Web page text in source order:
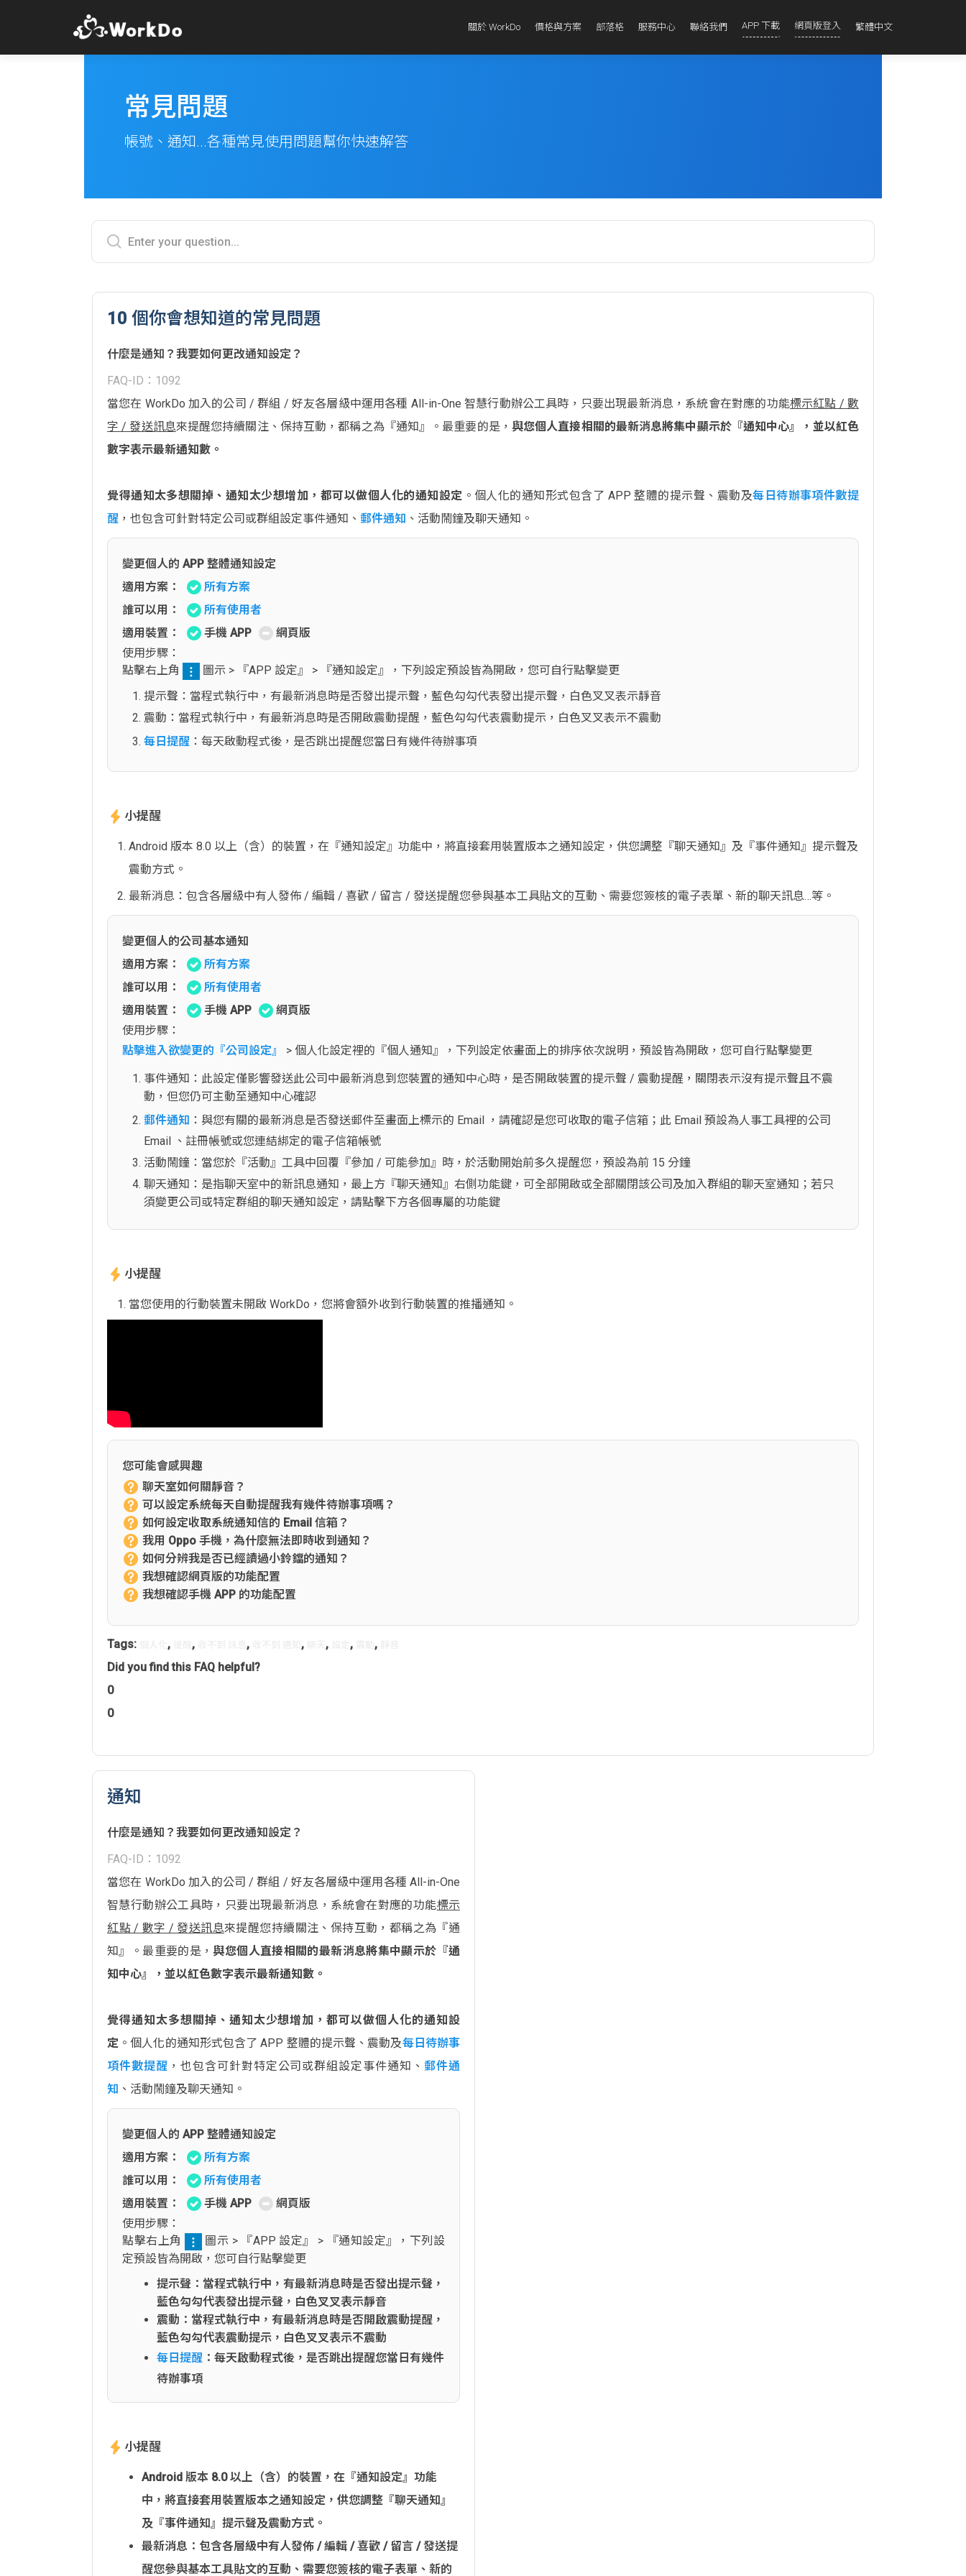
關於 WorkDo 價格與方案 部落格 服務中心 聯絡我們 APP 下載 網頁版登入 繁體中文
常見問題
帳號、通知...各種常見使用問題幫你快速解答
10 個你會想知道的常見問題
什麼是通知？我要如何更改通知設定？
FAQ-ID：1092
當您在 WorkDo 加入的公司 / 群組 / 好友各層級中運用各種 All-in-One 智慧行動辦公工具時，只要出現最新消息，系統會在對應的功能標示紅點 / 數
字 / 發送訊息來提醒您持續關注、保持互動，都稱之為『通知』。最重要的是， 與您個人直接相關的最新消息將集中顯示於『通知中心』，並以紅色
數字表示最新通知數。
覺得通知太多想關掉、通知太少想增加，都可以做個人化的通知設定 。個人化的通知形式包含了 APP 整體的提示聲、震動及每日待辦事項件數提
醒 ，也包含可針對特定公司或群組設定事件通知、郵件通知 、活動鬧鐘及聊天通知。
變更個人的 APP 整體通知設定
適用方案：
所有方案
誰可以用：
所有使用者
適用裝置：
手機 APP
網頁版
使用步驟：
點擊右上角
圖示 > 『APP 設定』 > 『通知設定』，下列設定預設皆為開啟，您可自行點擊變更
提示聲：當程式執行中，有最新消息時是否發出提示聲，藍色勾勾代表發出提示聲，白色叉叉表示靜音
震動：當程式執行中，有最新消息時是否開啟震動提醒，藍色勾勾代表震動提示，白色叉叉表示不震動
每日提醒 ：每天啟動程式後，是否跳出提醒您當日有幾件待辦事項
小提醒
Android 版本 8.0 以上（含）的裝置，在『通知設定』功能中，將直接套用裝置版本之通知設定，供您調整『聊天通知』及『事件通知』提示聲及
震動方式。
最新消息：包含各層級中有人發佈 / 編輯 / 喜歡 / 留言 / 發送提醒您參與基本工具貼文的互動、需要您簽核的電子表單、新的聊天訊息…等。
變更個人的公司基本通知
適用方案：
所有方案
誰可以用：
所有使用者
適用裝置：
手機 APP
網頁版
使用步驟：
點擊進入欲變更的『公司設定』
> 個人化設定裡的『個人通知』，下列設定依畫面上的排序依次說明，預設皆為開啟，您可自行點擊變更
事件通知：此設定僅影響發送此公司中最新消息到您裝置的通知中心時，是否開啟裝置的提示聲 / 震動提醒，關閉表示沒有提示聲且不震
動，但您仍可主動至通知中心確認
郵件通知 ：與您有關的最新消息是否發送郵件至畫面上標示的 Email ，請確認是您可收取的電子信箱；此 Email 預設為人事工具裡的公司
Email 、註冊帳號或您連結綁定的電子信箱帳號
活動鬧鐘：當您於『活動』工具中回覆『參加 / 可能參加』時，於活動開始前多久提醒您，預設為前 15 分鐘
聊天通知：是指聊天室中的新訊息通知，最上方『聊天通知』右側功能鍵，可全部開啟或全部關閉該公司及加入群組的聊天室通知；若只
須變更公司或特定群組的聊天通知設定，請點擊下方各個專屬的功能鍵
小提醒
當您使用的行動裝置未開啟 WorkDo，您將會額外收到行動裝置的推播通知。
您可能會感興趣
聊天室如何關靜音？
可以設定系統每天自動提醒我有幾件待辦事項嗎？
如何設定收取系統通知信的 Email 信箱？
我用 Oppo 手機，為什麼無法即時收到通知？
如何分辨我是否已經讀過小鈴鐺的通知？
我想確認網頁版的功能配置
我想確認手機 APP 的功能配置
Tags: , , , , , , ,
Did you find this FAQ helpful?
0
0
通知
什麼是通知？我要如何更改通知設定？
FAQ-ID：1092
當您在 WorkDo 加入的公司 / 群組 / 好友各層級中運用各種 All-in-One
智慧行動辦公工具時，只要出現最新消息，系統會在對應的功能標示
紅點 / 數字 / 發送訊息來提醒您持續關注、保持互動，都稱之為『通
知』。最重要的是， 與您個人直接相關的最新消息將集中顯示於『通
知中心』，並以紅色數字表示最新通知數。
覺得通知太多想關掉、通知太少想增加，都可以做個人化的通知設
定 。個人化的通知形式包含了 APP 整體的提示聲、震動及每日待辦事
項件數提醒 ，也包含可針對特定公司或群組設定事件通知、 郵件通
知 、活動鬧鐘及聊天通知。
變更個人的 APP 整體通知設定
適用方案：
所有方案
誰可以用：
所有使用者
適用裝置：
手機 APP
網頁版
使用步驟：
點擊右上角
圖示 > 『APP 設定』 > 『通知設定』，下列設
定預設皆為開啟，您可自行點擊變更
提示聲：當程式執行中，有最新消息時是否發出提示聲，
藍色勾勾代表發出提示聲，白色叉叉表示靜音
震動：當程式執行中，有最新消息時是否開啟震動提醒，
藍色勾勾代表震動提示，白色叉叉表示不震動
每日提醒 ：每天啟動程式後，是否跳出提醒您當日有幾件
待辦事項
小提醒
Android 版本 8.0 以上（含）的裝置，在『通知設定』功能
中，將直接套用裝置版本之通知設定，供您調整『聊天通知』
及『事件通知』提示聲及震動方式。
最新消息：包含各層級中有人發佈 / 編輯 / 喜歡 / 留言 / 發送提
醒您參與基本工具貼文的互動、需要您簽核的電子表單、新的